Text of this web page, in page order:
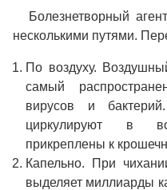
Болезнетворный
несколькими путями.
По воздуху.
самый
вирусов и
циркулируют в
прикреплены к
Капельно. При
выделяет миллиарды